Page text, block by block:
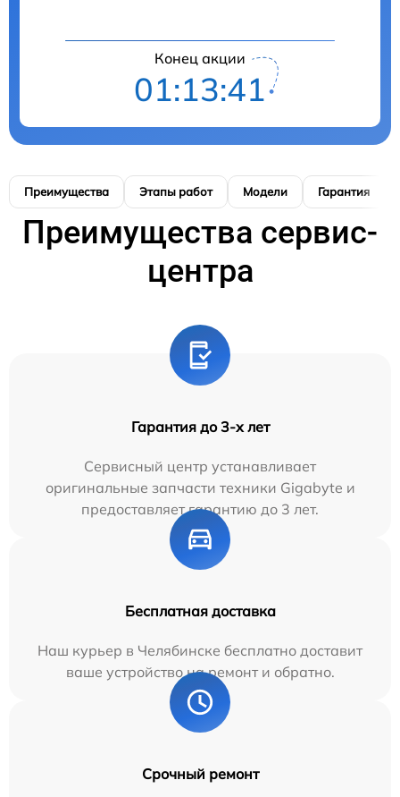
Конец акции
01:13:40
Преимущества Этапы работ Модели Гарантия
Преимущества сервис-
центра
Гарантия до 3-х лет
Сервисный центр устанавливает
оригинальные запчасти техники Gigabyte и
предоставляет гарантию до 3 лет.
Бесплатная доставка
Наш курьер в Челябинске бесплатно доставит
ваше устройство на ремонт и обратно.
Срочный ремонт